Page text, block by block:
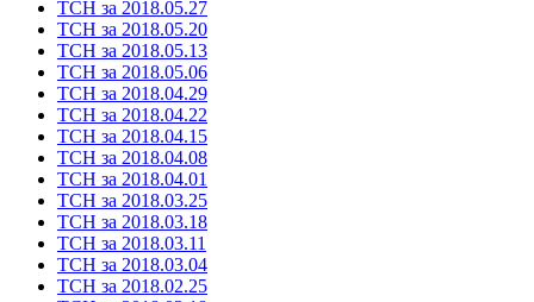
ТСН за 2018.05.27
ТСН за 2018.05.20
ТСН за 2018.05.13
ТСН за 2018.05.06
ТСН за 2018.04.29
ТСН за 2018.04.22
ТСН за 2018.04.15
ТСН за 2018.04.08
ТСН за 2018.04.01
ТСН за 2018.03.25
ТСН за 2018.03.18
ТСН за 2018.03.11
ТСН за 2018.03.04
ТСН за 2018.02.25